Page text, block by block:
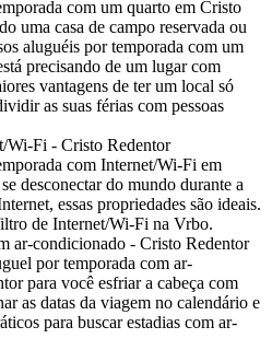
com um quarto em Cristo
uma casa de campo reservada ou
aluguéis por temporada com um
precisando de um lugar com
vantagens de ter um local só
as suas férias com pessoas
Wi-Fi - Cristo Redentor
com Internet/Wi-Fi em
desconectar do mundo durante a
essas propriedades são ideais.
de Internet/Wi-Fi na Vrbo.
ar-condicionado - Cristo Redentor
por temporada com ar-
para você esfriar a cabeça com
as datas da viagem no calendário e
para buscar estadias com ar-